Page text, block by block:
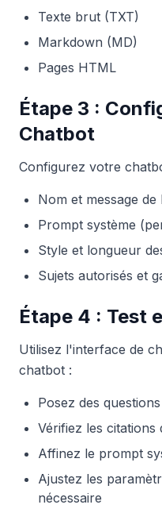
Texte brut (TXT)
Markdown (MD)
Pages HTML
Étape 3 :
Chatbot
Configurez votre
Nom et message de
Prompt système
Style et longueur
Sujets autorisés et
Étape 4 : Test
Utilisez l'interface de
chatbot :
Posez des
Vérifiez les citations
Affinez le prompt
Ajustez les
nécessaire